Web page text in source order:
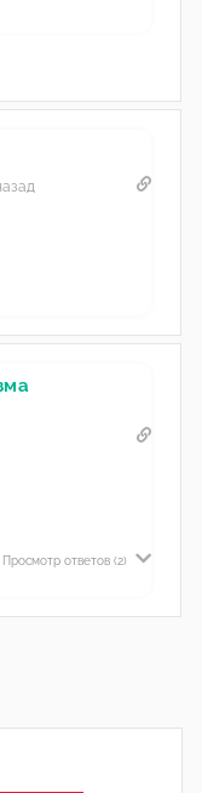
Просмотр ответов (2)